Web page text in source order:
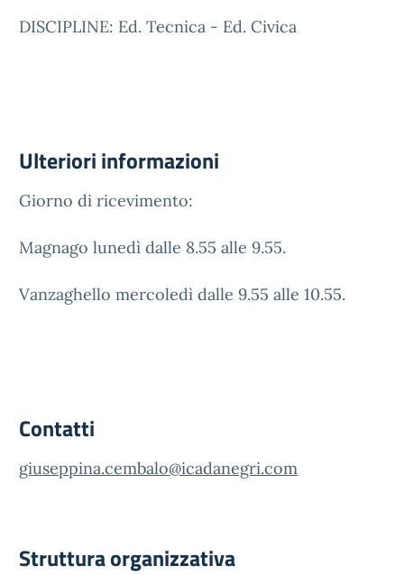
DISCIPLINE: Ed. Tecnica - Ed. Civica
Ulteriori informazioni
Giorno di ricevimento:
Magnago lunedì dalle 8.55 alle 9.55.
Vanzaghello mercoledì dalle 9.55 alle 10.55.
Contatti
giuseppina.cembalo@icadanegri.com
Struttura organizzativa